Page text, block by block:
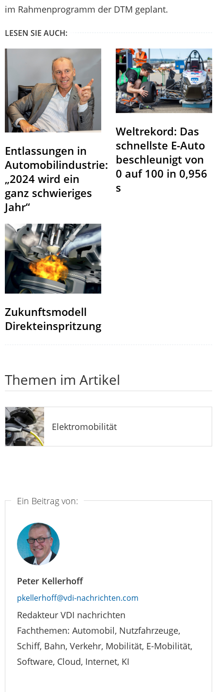
im Rahmenprogramm der DTM geplant.
LESEN SIE AUCH:
Entlassungen in
Automobilindustrie:
„2024 wird ein
ganz schwieriges
Jahr“
Weltrekord: Das
schnellste E-Auto
beschleunigt von
0 auf 100 in 0,956
s
Zukunftsmodell
Direkteinspritzung
Themen im Artikel
Elektromobilität
Ein Beitrag von:
Peter Kellerhoff
pkellerhoff@vdi-nachrichten.com
Redakteur VDI nachrichten
Fachthemen: Automobil, Nutzfahrzeuge,
Schiff, Bahn, Verkehr, Mobilität, E-Mobilität,
Software, Cloud, Internet, KI